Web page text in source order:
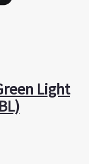
Light